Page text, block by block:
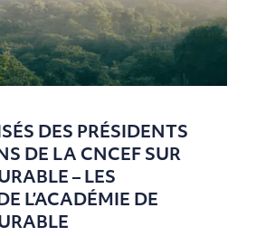
DES PRÉSIDENTS
DE LA CNCEF SUR
– LES
L’ACADÉMIE DE